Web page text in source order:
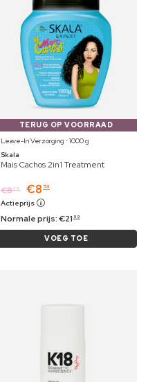
TERUG OP VOORRAAD
Leave-In Verzorging ⋅ 1000 g
Skala
Mais Cachos 2in1 Treatment
€879 €8 53
Actieprijs
Normale prijs:€21 99
VOEG TOE